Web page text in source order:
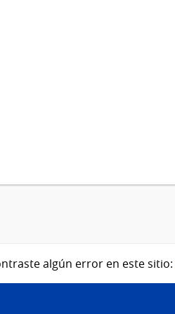
algún error en este sitio: